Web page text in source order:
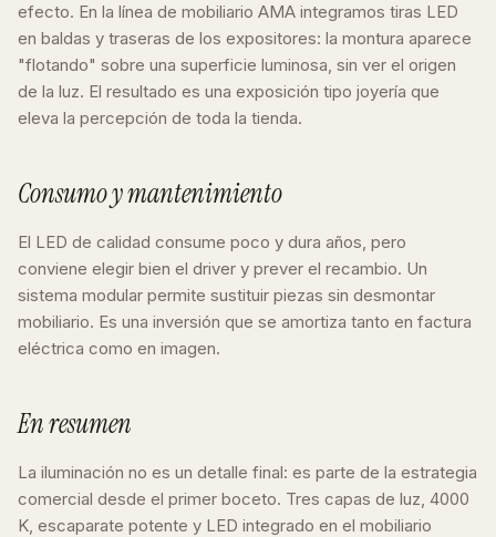
efecto. En la línea de mobiliario AMA integramos tiras LED
en baldas y traseras de los expositores: la montura aparece
"flotando" sobre una superficie luminosa, sin ver el origen
de la luz. El resultado es una exposición tipo joyería que
eleva la percepción de toda la tienda.
Consumo y mantenimiento
El LED de calidad consume poco y dura años, pero
conviene elegir bien el driver y prever el recambio. Un
sistema modular permite sustituir piezas sin desmontar
mobiliario. Es una inversión que se amortiza tanto en factura
eléctrica como en imagen.
En resumen
La iluminación no es un detalle final: es parte de la estrategia
comercial desde el primer boceto. Tres capas de luz, 4000
K, escaparate potente y LED integrado en el mobiliario